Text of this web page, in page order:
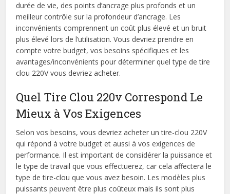
durée de vie, des points d’ancrage plus profonds et un
meilleur contrôle sur la profondeur d’ancrage. Les
inconvénients comprennent un coût plus élevé et un bruit
plus élevé lors de l’utilisation. Vous devriez prendre en
compte votre budget, vos besoins spécifiques et les
avantages/inconvénients pour déterminer quel type de tire
clou 220V vous devriez acheter.
Quel Tire Clou 220v Correspond Le
Mieux à Vos Exigences
Selon vos besoins, vous devriez acheter un tire-clou 220V
qui répond à votre budget et aussi à vos exigences de
performance. Il est important de considérer la puissance et
le type de travail que vous effectuerez, car cela affectera le
type de tire-clou que vous avez besoin. Les modèles plus
puissants peuvent être plus coûteux mais ils sont plus